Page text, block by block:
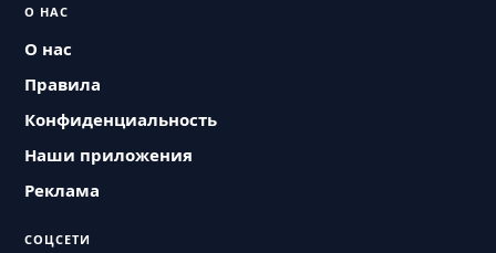
О НАС
О нас
Правила
Конфиденциальность
Наши приложения
Реклама
СОЦСЕТИ